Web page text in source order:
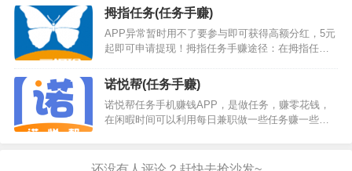
登录闲来帮APP，选择适合自己的任务进行接单，
完成订单待商家审核，商家审核通过完成悬赏任
务。兼职做任务的同时也可发布赏任务，发布类型
多，一人有任务众人来帮忙！手赚途径：在闲来帮
接各种简单任务（关注任务、浏览任务、评论转发
任务、电商任务、下载注册任务和推广引流任务）
拇指任务(任务手赚)
APP异常暂时用不了要参与即可获得高额分红，5元
起即可申请提现！拇指任务手赚途径：在拇指任务
相关任务、简单投标任务、简单转发任务和短视频
任务等）赚取佣金，还可以通过新游戏试玩来获取
快币。拇指任务下载地址：点击我下载拇指任务
APP或者扫描下面的二维码下载。拇指任务AP…
诺悦帮(任务手赚)
诺悦帮任务手机赚钱APP，是做任务，赚零花钱，
在闲暇时间可以利用每日兼职做一些任务赚一些零
几毛钱到几十块钱不等，单价根据任务所需花费的